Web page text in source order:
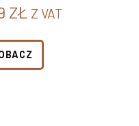
ZŁ Z VAT